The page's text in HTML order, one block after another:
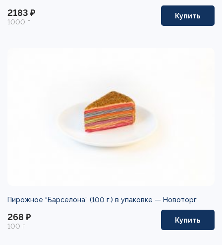
2183 ₽
1000 г
Купить
Пирожное “Барселона” (100 г.) в упаковке — Новоторг
268 ₽
100 г
Купить